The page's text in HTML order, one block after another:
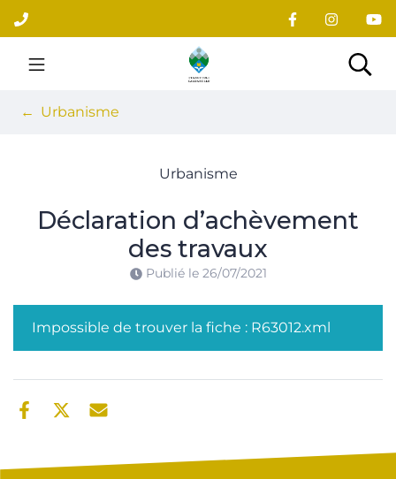
Aller
au
contenu
Site officiel du village
Urbanisme
Urbanisme
Déclaration d’achèvement
des travaux
Publié le 26/07/2021
Impossible de trouver la fiche : R63012.xml